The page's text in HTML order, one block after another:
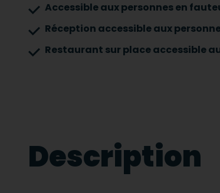
Accessible aux personnes en
Réception accessible aux
Restaurant sur place accessible
Description